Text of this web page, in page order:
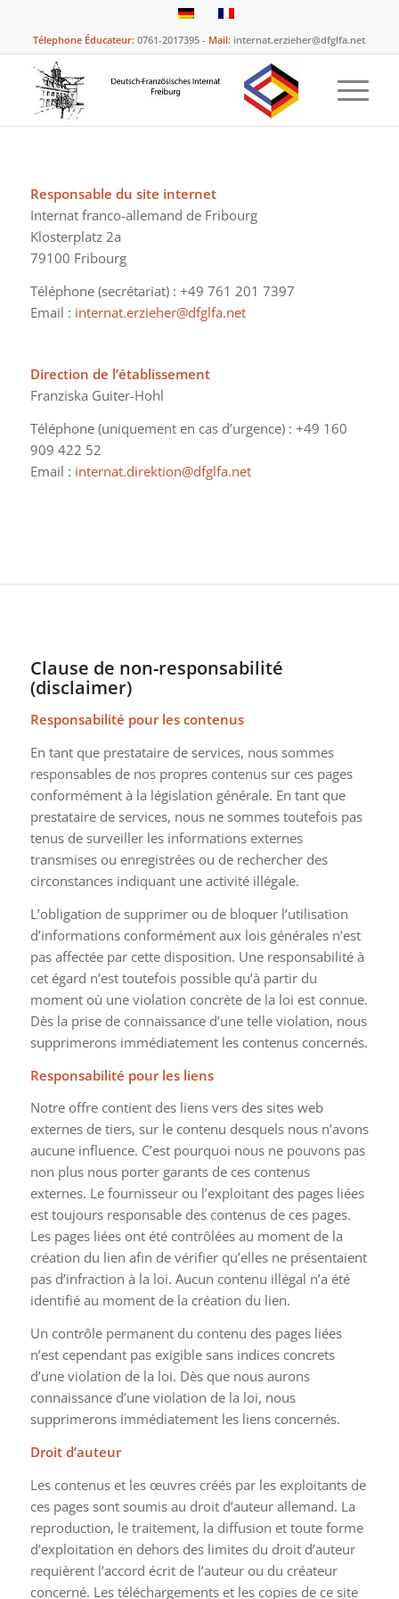
Télephone Éducateur: 0761-2017395 - Mail: internat.erzieher@dfglfa.net
Responsable du site internet
Internat franco-allemand de Fribourg
Klosterplatz 2a
79100 Fribourg
Téléphone (secrétariat) : +49 761 201 7397
Email : internat.erzieher@dfglfa.net
Direction de l’établissement
Franziska Guiter-Hohl
Téléphone (uniquement en cas d’urgence) : +49 160
909 422 52
Email : internat.direktion@dfglfa.net
Clause de non-responsabilité
(disclaimer)
Responsabilité pour les contenus
En tant que prestataire de services, nous sommes
responsables de nos propres contenus sur ces pages
conformément à la législation générale. En tant que
prestataire de services, nous ne sommes toutefois pas
tenus de surveiller les informations externes
transmises ou enregistrées ou de rechercher des
circonstances indiquant une activité illégale.
L’obligation de supprimer ou de bloquer l’utilisation
d’informations conformément aux lois générales n’est
pas affectée par cette disposition. Une responsabilité à
cet égard n’est toutefois possible qu’à partir du
moment où une violation concrète de la loi est connue.
Dès la prise de connaissance d’une telle violation, nous
supprimerons immédiatement les contenus concernés.
Responsabilité pour les liens
Notre offre contient des liens vers des sites web
externes de tiers, sur le contenu desquels nous n’avons
aucune influence. C’est pourquoi nous ne pouvons pas
non plus nous porter garants de ces contenus
externes. Le fournisseur ou l’exploitant des pages liées
est toujours responsable des contenus de ces pages.
Les pages liées ont été contrôlées au moment de la
création du lien afin de vérifier qu’elles ne présentaient
pas d’infraction à la loi. Aucun contenu illégal n’a été
identifié au moment de la création du lien.
Un contrôle permanent du contenu des pages liées
n’est cependant pas exigible sans indices concrets
d’une violation de la loi. Dès que nous aurons
connaissance d’une violation de la loi, nous
supprimerons immédiatement les liens concernés.
Droit d’auteur
Les contenus et les œuvres créés par les exploitants de
ces pages sont soumis au droit d’auteur allemand. La
reproduction, le traitement, la diffusion et toute forme
d’exploitation en dehors des limites du droit d’auteur
requièrent l’accord écrit de l’auteur ou du créateur
concerné. Les téléchargements et les copies de ce site